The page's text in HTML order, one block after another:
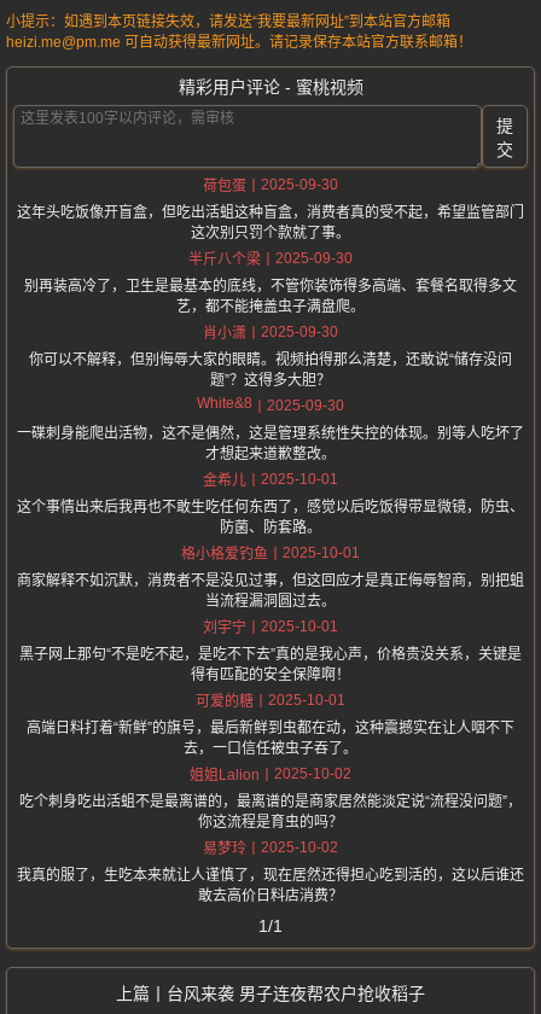
小提示：如遇到本页链接失效，请发送“我要最新网址”到本站官方邮箱
heizi.me@pm.me 可自动获得最新网址。请记录保存本站官方联系邮箱！
精彩用户评论 - 蜜桃视频
提
交
荷包蛋
2025-09-30
这年头吃饭像开盲盒，但吃出活蛆这种盲盒，消费者真的受不起，希望监管部门
这次别只罚个款就了事。
半斤八个梁
2025-09-30
别再装高冷了，卫生是最基本的底线，不管你装饰得多高端、套餐名取得多文
艺，都不能掩盖虫子满盘爬。
肖小潇
2025-09-30
你可以不解释，但别侮辱大家的眼睛。视频拍得那么清楚，还敢说“储存没问
题”？这得多大胆？
White&8
2025-09-30
一碟刺身能爬出活物，这不是偶然，这是管理系统性失控的体现。别等人吃坏了
才想起来道歉整改。
金希儿
2025-10-01
这个事情出来后我再也不敢生吃任何东西了，感觉以后吃饭得带显微镜，防虫、
防菌、防套路。
格小格爱钓鱼
2025-10-01
商家解释不如沉默，消费者不是没见过事，但这回应才是真正侮辱智商，别把蛆
当流程漏洞圆过去。
刘宇宁
2025-10-01
黑子网上那句“不是吃不起，是吃不下去”真的是我心声，价格贵没关系，关键是
得有匹配的安全保障啊！
可爱的糖
2025-10-01
高端日料打着“新鲜”的旗号，最后新鲜到虫都在动，这种震撼实在让人咽不下
去，一口信任被虫子吞了。
姐姐Lalion
2025-10-02
吃个刺身吃出活蛆不是最离谱的，最离谱的是商家居然能淡定说“流程没问题”，
你这流程是育虫的吗？
易梦玲
2025-10-02
我真的服了，生吃本来就让人谨慎了，现在居然还得担心吃到活的，这以后谁还
敢去高价日料店消费？
1/1
台风来袭 男子连夜帮农户抢收稻子